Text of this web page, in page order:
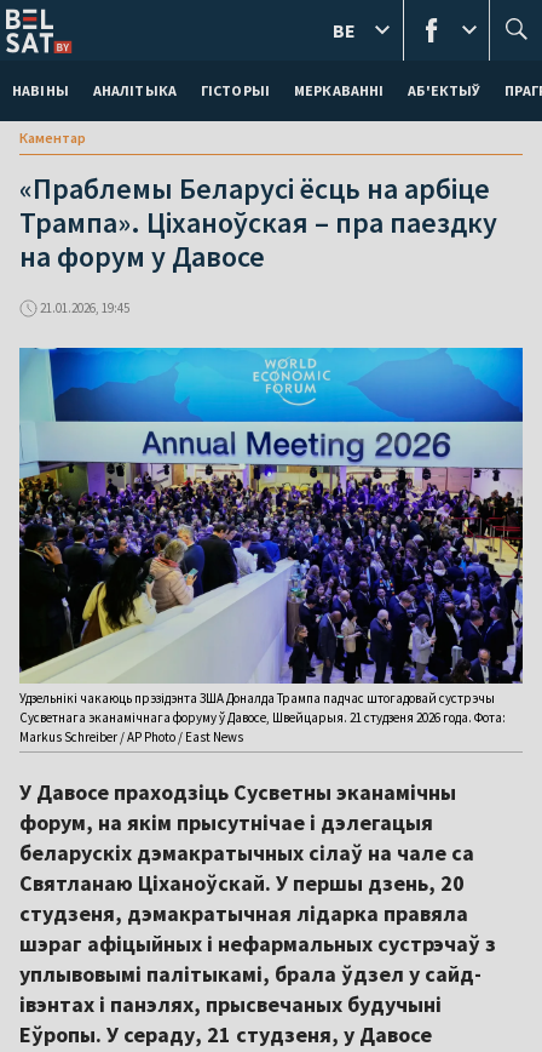
НАВІНЫ АНАЛІТЫКА ГІСТОРЫІ МЕРКАВАННI АБ'ЕКТЫЎ
BE
Каментар
«Праблемы Беларусі ёсць на арбіце
Трампа». Ціханоўская – пра паездку
на форум у Давосе
21.01.2026, 19:45
Удзельнікі чакаюць прэзідэнта ЗША Доналда Трампа падчас штогадовай сустрэчы
Сусветнага эканамічнага форуму ў Давосе, Швейцарыя. 21 студзеня 2026 года. Фота:
Markus Schreiber / AP Photo / East News
У Давосе праходзіць Сусветны эканамічны
форум, на якім прысутнічае і дэлегацыя
беларускіх дэмакратычных сілаў на чале са
Святланаю Ціханоўскай. У першы дзень, 20
студзеня, дэмакратычная лідарка правяла
шэраг афіцыйных і нефармальных сустрэчаў з
уплывовымі палітыкамі, брала ўдзел у сайд-
івэнтах і панэлях, прысвечаных будучыні
Еўропы. У сераду, 21 студзеня, у Давосе